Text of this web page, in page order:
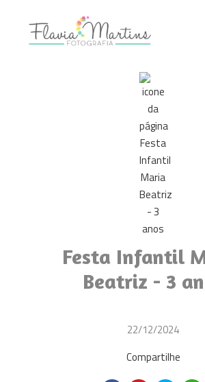
Festa Infantil
Beatriz - 3
22/12/2024
Compartilhe